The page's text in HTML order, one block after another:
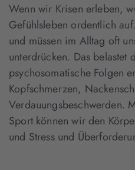
Wenn wir Krisen erleben,
Gefühlsleben ordentlich
und müssen im Alltag oft
unterdrücken. Das belastet
psychosomatische Folgen
Kopfschmerzen,
Verdauungsbeschwerden.
Sport können wir den
und Stress und